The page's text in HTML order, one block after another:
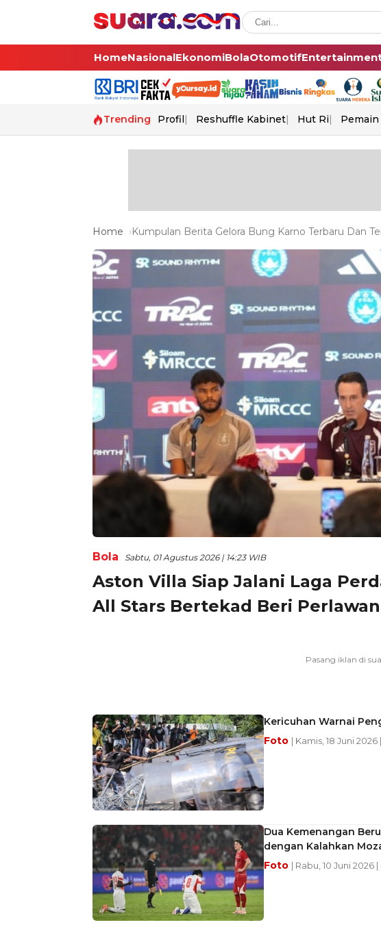
HomeNasionalEkonomiBolaOtomotif
Trending Profil Reshuffle Kabinet Hut Ri
Home Kumpulan Berita Gelora Bung Karno Terbaru Dan
Bola Sabtu, 01 Agustus 2026 | 14:23 WIB
Aston Villa Siap Jalani Laga
All Stars Bertekad Beri
Kericuhan Warnai
Foto | Kamis, 18 Juni 2026
Dua Kemenangan
dengan Kalahkan
Foto | Rabu, 10 Juni 2026